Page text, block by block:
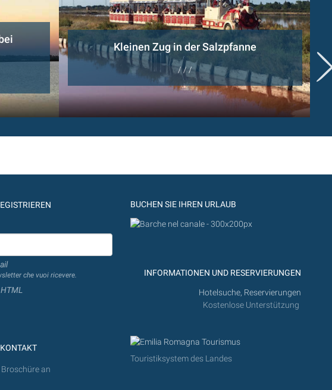
Kleinen Zug in der Salzpfanne
/ / /
che vuoi ricevere.
HTML
Broschüre an
BUCHEN SIE IHREN URLAUB
INFORMATIONEN UND RESERVIERUNGEN
Hotelsuche, Reservierungen
Kostenlose Unterstützung
Touristiksystem des Landes